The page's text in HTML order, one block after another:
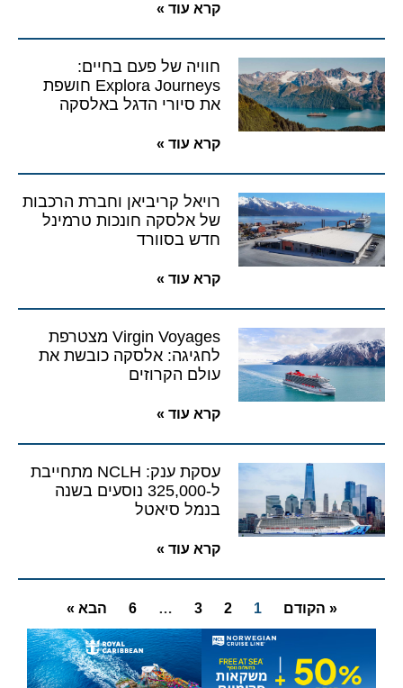
קרא עוד »
חוויה של פעם בחיים:
Explora Journeys חושפת
את סיורי הדגל באלסקה
קרא עוד »
רויאל קריביאן וחברת הרכבות
של אלסקה חונכות טרמינל
חדש בסוורד
קרא עוד »
Virgin Voyages מצטרפת
לחגיגה: אלסקה כובשת את
עולם הקרוזים
קרא עוד »
עסקת ענק: NCLH מתחייבת
ל-325,000 נוסעים בשנה
בנמל סיאטל
קרא עוד »
« הקודם 1
2
3
…
6 הבא »